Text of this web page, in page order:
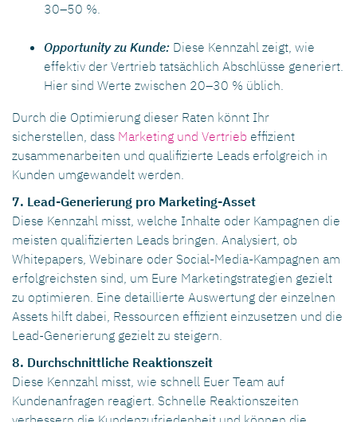
30–50 %.
Opportunity zu Kunde: Diese Kennzahl zeigt, wie
effektiv der Vertrieb tatsächlich Abschlüsse generiert.
Hier sind Werte zwischen 20–30 % üblich.
Durch die Optimierung dieser Raten könnt Ihr
sicherstellen, dass Marketing und Vertrieb effizient
zusammenarbeiten und qualifizierte Leads erfolgreich in
Kunden umgewandelt werden.
7. Lead-Generierung pro Marketing-Asset
Diese Kennzahl misst, welche Inhalte oder Kampagnen die
meisten qualifizierten Leads bringen. Analysiert, ob
Whitepapers, Webinare oder Social-Media-Kampagnen am
erfolgreichsten sind, um Eure Marketingstrategien gezielt
zu optimieren. Eine detaillierte Auswertung der einzelnen
Assets hilft dabei, Ressourcen effizient einzusetzen und die
Lead-Generierung gezielt zu steigern.
8. Durchschnittliche Reaktionszeit
Diese Kennzahl misst, wie schnell Euer Team auf
Kundenanfragen reagiert. Schnelle Reaktionszeiten